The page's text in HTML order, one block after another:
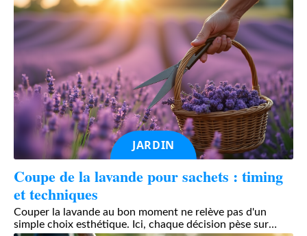
JARDIN
Coupe de la lavande pour sachets : timing
et techniques
Couper la lavande au bon moment ne relève pas d'un
simple choix esthétique. Ici, chaque décision pèse sur…